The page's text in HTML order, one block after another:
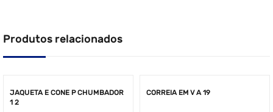
Produtos relacionados
JAQUETA E CONE P CHUMBADOR
1 2
CORREIA EM V A 19